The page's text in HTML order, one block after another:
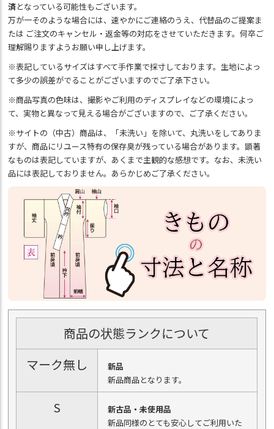
済となっている可能性もございます。
万が一そのような場合には、速やかにご連絡のうえ、代替品のご提案ま
たは ご注文のキャンセル・返金等の対応をさせていただきます。何卒ご
理解賜りますようお願い申し上げます。
※表記しているサイズはすべて手作業で採寸しております。生地によっ
て多少の誤差がでることがございますのでご了承下さい。
※商品写真の色味は、撮影やご利用のディスプレイなどの環境によっ
て、実物と異なって見える場合がございますので、ご了承ください。
※サイトの（中古）商品は、「未洗い」を除いて、丸洗いをしてありま
すが、商品にリユース特有の保存臭が残っている場合があります。顕著
なものは表記していますが、あくまで主観的な感想です。なお、未洗い
品には表記しておりません。あらかじめご了承ください。
商品の状態ランクについて
マーク無し
新品
新品商品となります。
S
新古品・未使用品
新品同様のとても安心してご利用いた